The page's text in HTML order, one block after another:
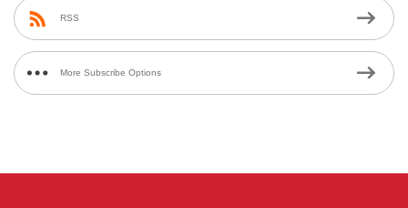
RSS
More Subscribe Options